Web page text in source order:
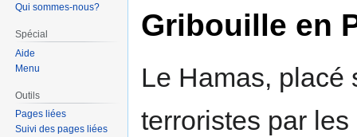
à
la
à
la
Gribouille en
Le Hamas, placé
terroristes par
Qui sommes-nous?
Spécial
Aide
Menu
Outils
Pages liées
Suivi des pages liées